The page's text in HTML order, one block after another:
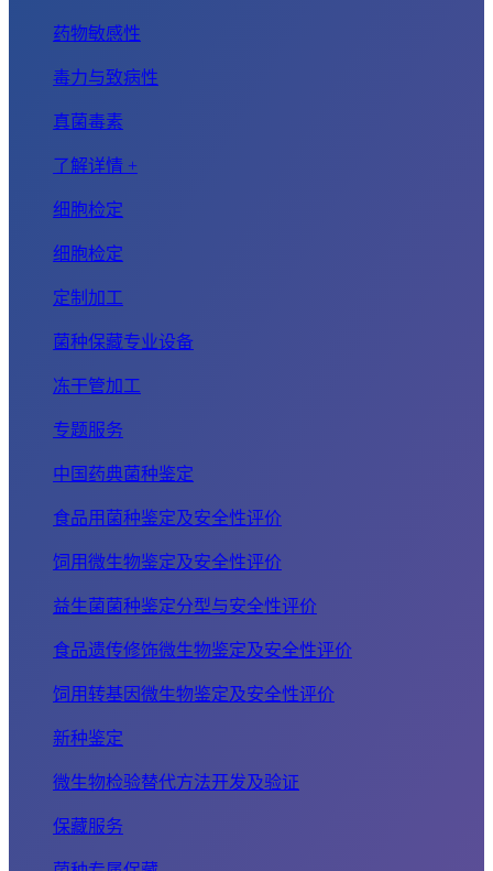
药物敏感性
毒力与致病性
真菌毒素
了解详情 +
细胞检定
细胞检定
定制加工
菌种保藏专业设备
冻干管加工
专题服务
中国药典菌种鉴定
食品用菌种鉴定及安全性评价
饲用微生物鉴定及安全性评价
益生菌菌种鉴定分型与安全性评价
食品遗传修饰微生物鉴定及安全性评价
饲用转基因微生物鉴定及安全性评价
新种鉴定
微生物检验替代方法开发及验证
保藏服务